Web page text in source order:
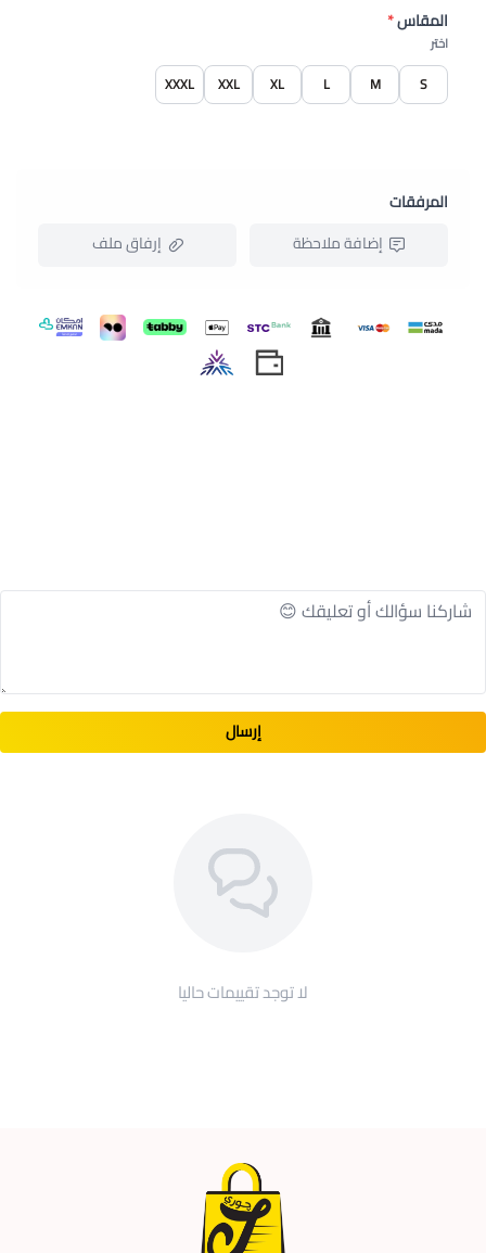
المقاس*
اختر
S
M
L
XL
XXL
XXXL
المرفقات
إضافة ملاحظة
إرفاق ملف
اسحب و افلت الملف هنا
استعراض
إرسال
لا توجد تقييمات حاليا